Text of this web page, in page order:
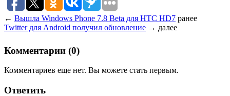
← Вышла Windows Phone 7.8 Beta для HTC HD7 ранее
Twitter для Android получил обновление → далее
Комментарии (0)
Комментариев еще нет. Вы можете стать первым.
Ответить